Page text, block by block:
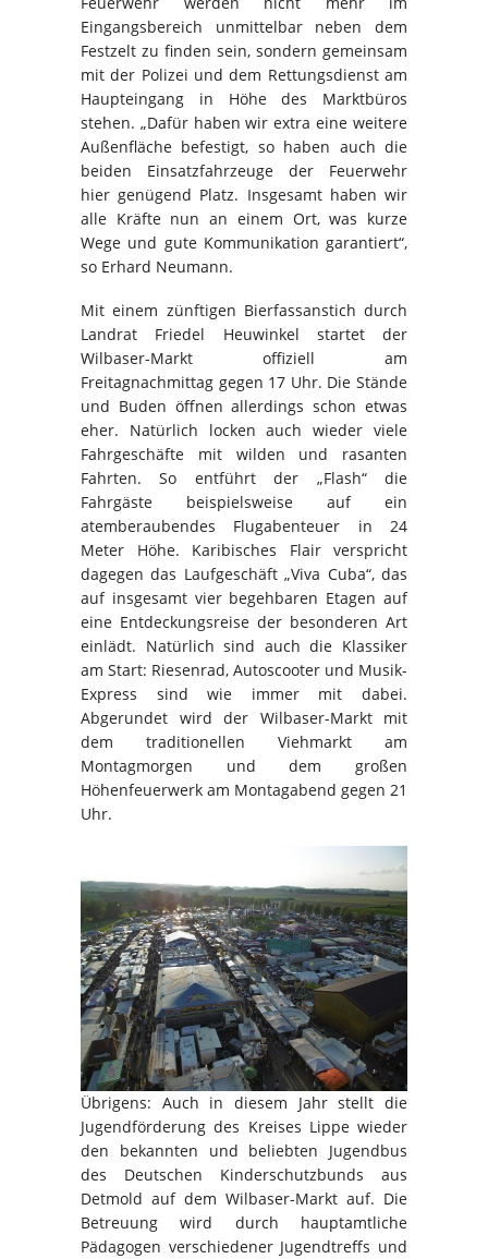
Eingangsbereich unmittelbar neben dem
Festzelt zu finden sein, sondern gemeinsam
mit der Polizei und dem Rettungsdienst am
Haupteingang in Höhe des Marktbüros
stehen. „Dafür haben wir extra eine weitere
Außenfläche befestigt, so haben auch die
beiden Einsatzfahrzeuge der Feuerwehr
hier genügend Platz. Insgesamt haben wir
alle Kräfte nun an einem Ort, was kurze
Wege und gute Kommunikation garantiert“,
so Erhard Neumann.
Mit einem zünftigen Bierfassanstich durch
Landrat Friedel Heuwinkel startet der
Wilbaser-Markt offiziell am
Freitagnachmittag gegen 17 Uhr. Die Stände
und Buden öffnen allerdings schon etwas
eher. Natürlich locken auch wieder viele
Fahrgeschäfte mit wilden und rasanten
Fahrten. So entführt der „Flash“ die
Fahrgäste beispielsweise auf ein
atemberaubendes Flugabenteuer in 24
Meter Höhe. Karibisches Flair verspricht
dagegen das Laufgeschäft „Viva Cuba“, das
auf insgesamt vier begehbaren Etagen auf
eine Entdeckungsreise der besonderen Art
einlädt. Natürlich sind auch die Klassiker
am Start: Riesenrad, Autoscooter und Musik-
Express sind wie immer mit dabei.
Abgerundet wird der Wilbaser-Markt mit
dem traditionellen Viehmarkt am
Montagmorgen und dem großen
Höhenfeuerwerk am Montagabend gegen 21
Uhr.
Übrigens: Auch in diesem Jahr stellt die
Jugendförderung des Kreises Lippe wieder
den bekannten und beliebten Jugendbus
des Deutschen Kinderschutzbunds aus
Detmold auf dem Wilbaser-Markt auf. Die
Betreuung wird durch hauptamtliche
Pädagogen verschiedener Jugendtreffs und